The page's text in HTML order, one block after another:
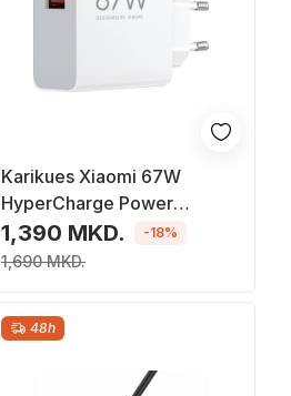
Karikues Xiaomi 67W
HyperCharge Power
Adapter, USB A, i bardhë
1,390 MKD.
1,690 MKD.
-18%
48h